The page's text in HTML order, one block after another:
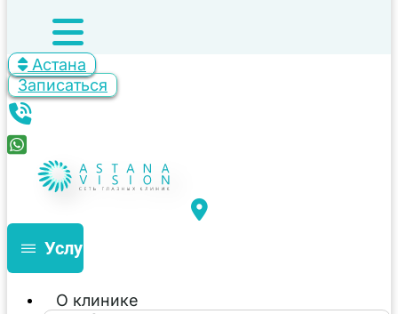
Астана
Записаться
Услуги
О клинике